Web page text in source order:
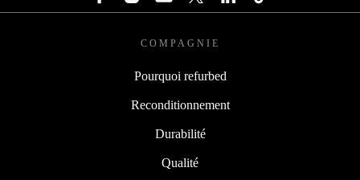
COMPAGNIE
Pourquoi refurbed
Reconditionnement
Durabilité
Qualité